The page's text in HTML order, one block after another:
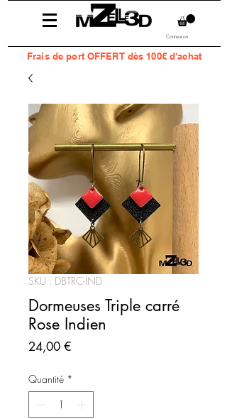
Connexion
Fraisde port OFFERT dès 100€ d'achat
SKU : DBTRC-IND
Dormeuses Triple carré
Rose Indien
24,00 €Prix
Quantité *